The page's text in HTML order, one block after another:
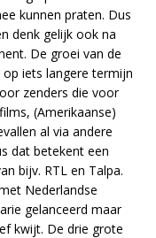
kunnen praten. Dus
denk gelijk ook na
De groei van de
iets langere termijn
zenders die voor
(Amerikaanse)
al via andere
dat betekent een
bijv. RTL en Talpa.
Nederlandse
gelanceerd maar
kwijt. De drie grote